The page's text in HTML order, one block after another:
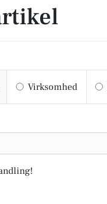
Virksomhed